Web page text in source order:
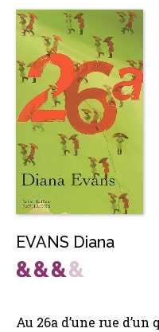
EVANS Diana
Au 26a d’une rue